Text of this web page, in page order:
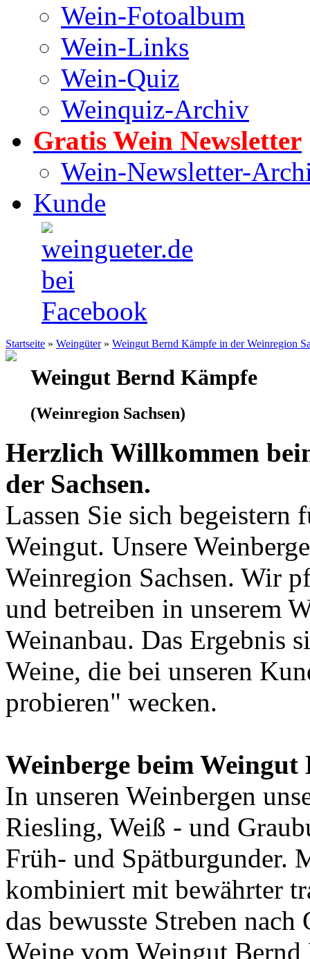
Wein-Fotoalbum
Wein-Links
Wein-Quiz
Weinquiz-Archiv
Gratis Wein Newsletter
Wein-Newsletter-
Kunde
Startseite » Weingüter » Weingut Bernd Kämpfe in der Weinregion
Weingut Bernd Kämpfe
(Weinregion Sachsen)
Herzlich Willkommen
der Sachsen.
Lassen Sie sich begeistern
Weingut. Unsere
Weinregion Sachsen. Wir
und betreiben in unserem
Weinanbau. Das Ergebnis
Weine, die bei unseren
probieren" wecken.
Weinberge beim
In unseren Weinbergen
Riesling, Weiß - und
Früh- und Spätburgunder.
kombiniert mit bewährter
das bewusste Streben
Weine vom Weingut